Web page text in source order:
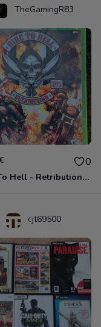
TheGamingR83
0
Ride To Hell - Retribution Xbox 360
cjt69500